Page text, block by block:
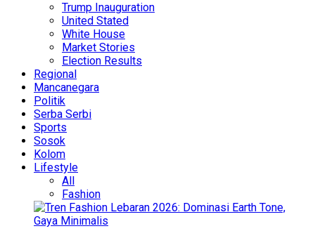
Trump Inauguration
United Stated
White House
Market Stories
Election Results
Regional
Mancanegara
Politik
Serba Serbi
Sports
Sosok
Kolom
Lifestyle
All
Fashion